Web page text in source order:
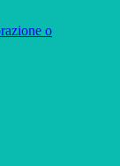
o